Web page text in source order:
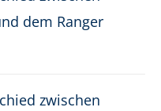
dem Ranger
zwischen